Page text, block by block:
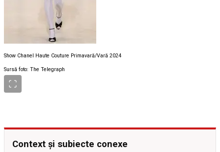
Show Chanel Haute Couture Primavară/Vară 2024
Sursă foto: The Telegraph
Context și subiecte conexe